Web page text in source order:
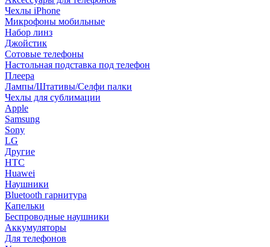
Чехлы iPhone
Микрофоны мобильные
Набор линз
Джойстик
Сотовые телефоны
Настольная подставка под телефон
Плеера
Лампы/Штативы/Селфи палки
Чехлы для сублимации
Apple
Samsung
Sony
LG
Другие
HTC
Huawei
Наушники
Bluetooth гарнитура
Капельки
Беспроводные наушники
Аккумуляторы
Для телефонов